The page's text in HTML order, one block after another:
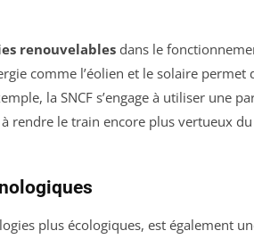
renouvelables dans le
comme l’éolien et le solaire permet
la SNCF s’engage à utiliser une
rendre le train encore plus vertueux du
plus écologiques, est également